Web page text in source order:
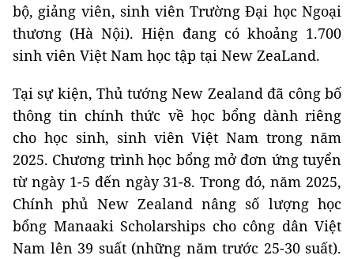
bộ, giảng viên, sinh viên Trường Đại học Ngoại
thương (Hà Nội). Hiện đang có khoảng 1.700
sinh viên Việt Nam học tập tại New ZeaLand.
Tại sự kiện, Thủ tướng New Zealand đã công bố
thông tin chính thức về học bổng dành riêng
cho học sinh, sinh viên Việt Nam trong năm
2025. Chương trình học bổng mở đơn ứng tuyển
từ ngày 1-5 đến ngày 31-8. Trong đó, năm 2025,
Chính phủ New Zealand nâng số lượng học
bổng Manaaki Scholarships cho công dân Việt
Nam lên 39 suất (những năm trước 25-30 suất).